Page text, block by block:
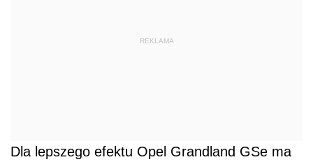
REKLAMA
Dla lepszego efektu Opel Grandland GSe ma